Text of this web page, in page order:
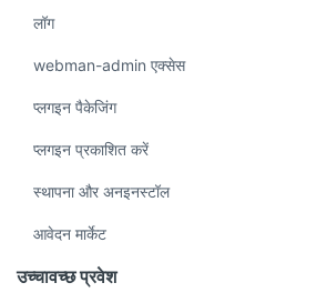
लॉग
webman-admin एक्सेस
प्लगइन पैकेजिंग
प्लगइन प्रकाशित करें
स्थापना और अनइनस्टॉल
आवेदन मार्केट
उच्चावच्छ प्रवेश